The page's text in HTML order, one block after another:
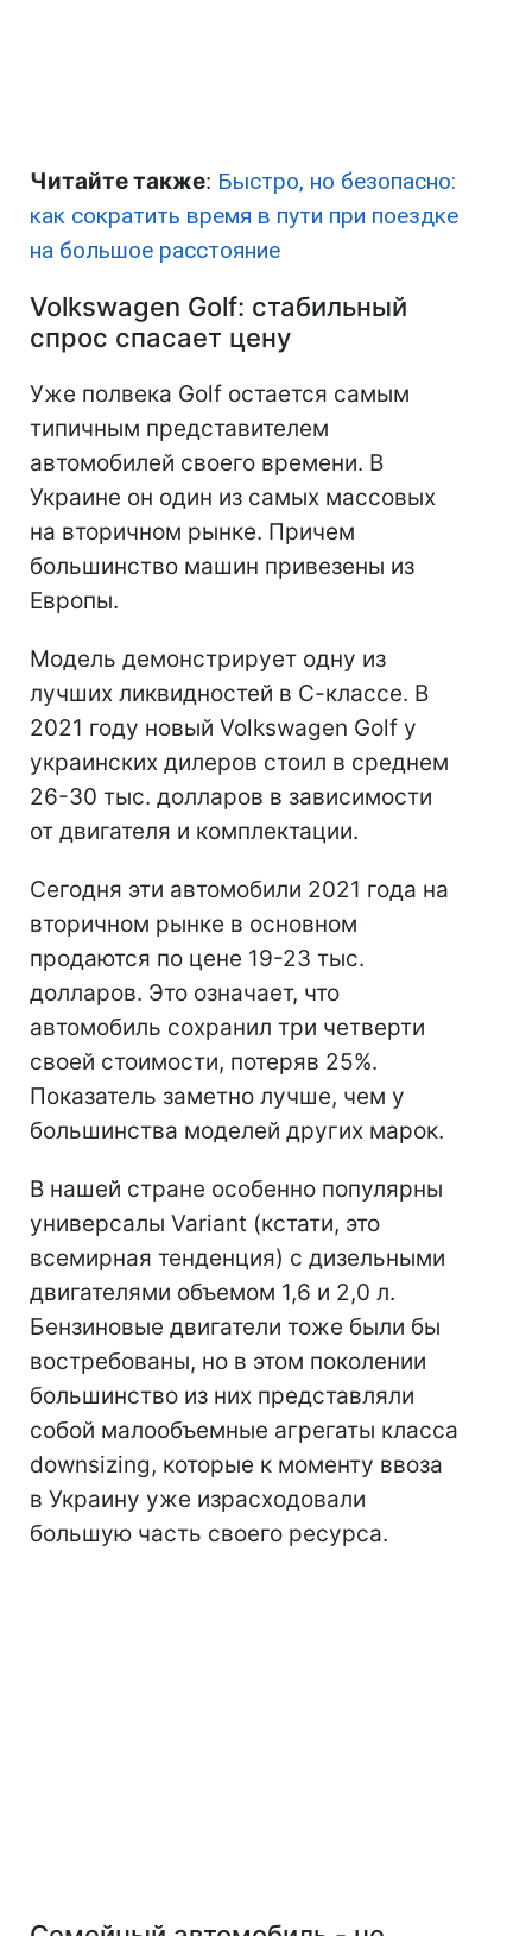
Читайте также: Быстро, но безопасно:
как сократить время в пути при поездке
на большое расстояние
Volkswagen Golf: стабильный
спрос спасает цену
Уже полвека Golf остается самым
типичным представителем
автомобилей своего времени. В
Украине он один из самых массовых
на вторичном рынке. Причем
большинство машин привезены из
Европы.
Модель демонстрирует одну из
лучших ликвидностей в С-классе. В
2021 году новый Volkswagen Golf у
украинских дилеров стоил в среднем
26-30 тыс. долларов в зависимости
от двигателя и комплектации.
Сегодня эти автомобили 2021 года на
вторичном рынке в основном
продаются по цене 19-23 тыс.
долларов. Это означает, что
автомобиль сохранил три четверти
своей стоимости, потеряв 25%.
Показатель заметно лучше, чем у
большинства моделей других марок.
В нашей стране особенно популярны
универсалы Variant (кстати, это
всемирная тенденция) с дизельными
двигателями объемом 1,6 и 2,0 л.
Бензиновые двигатели тоже были бы
востребованы, но в этом поколении
большинство из них представляли
собой малообъемные агрегаты класса
downsizing, которые к моменту ввоза
в Украину уже израсходовали
большую часть своего ресурса.